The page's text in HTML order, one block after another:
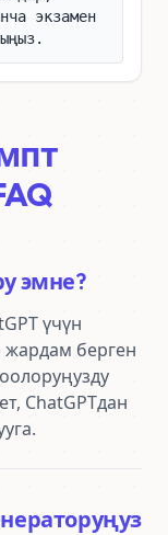
экзамен
эмне?
үчүн
жардам берген
ChatGPTдан